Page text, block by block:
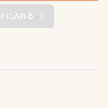
に入れる